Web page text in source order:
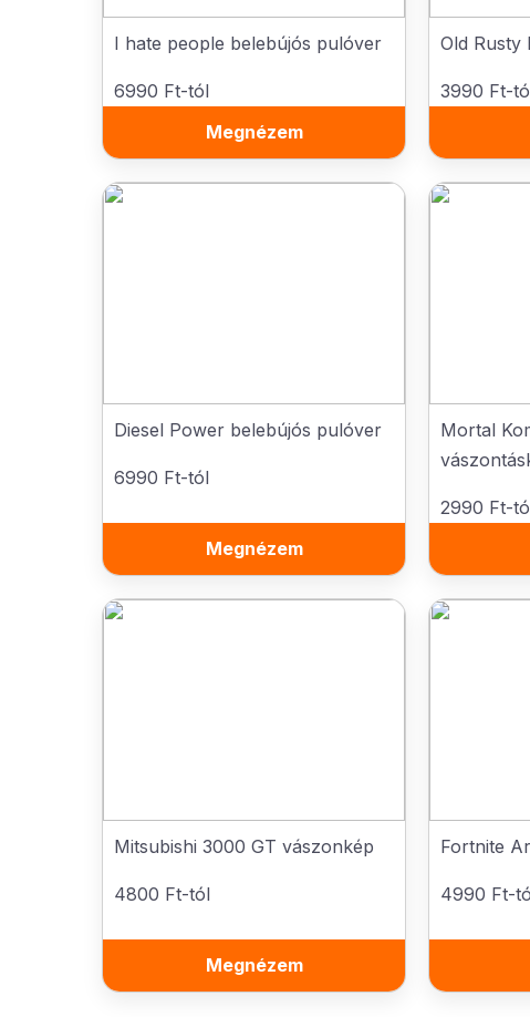
I hate people belebújós pulóver
6990 Ft-tól
Megnézem
Old Rusty
3990 Ft-
Diesel Power belebújós pulóver
6990 Ft-tól
Megnézem
Mortal
2990 Ft-
Mitsubishi 3000 GT vászonkép
4800 Ft-tól
Megnézem
Fortnite
4990 Ft-